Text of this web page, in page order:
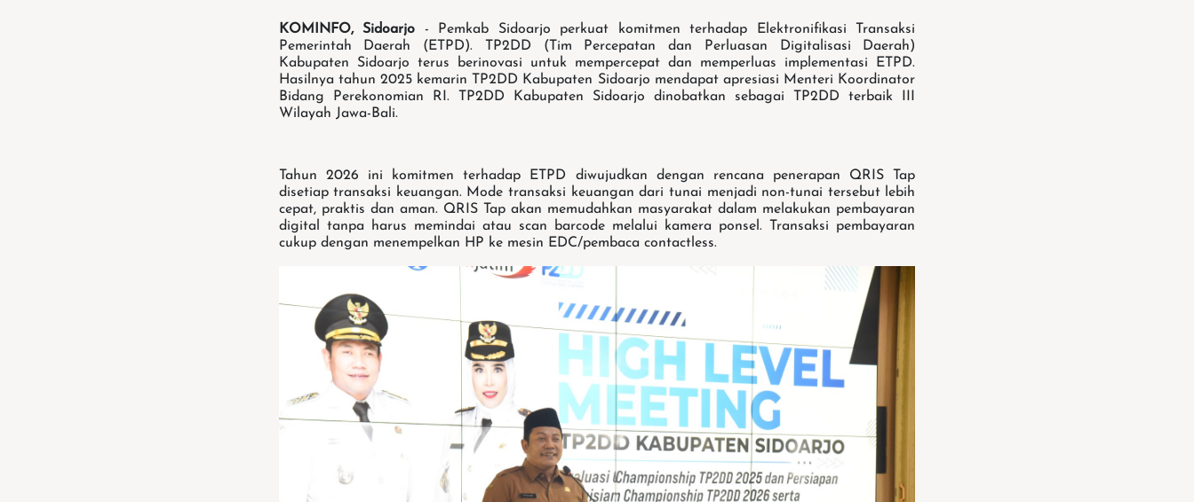
KOMINFO, Sidoarjo - Pemkab Sidoarjo perkuat komitmen terhadap Elektronifikasi Transaksi
Pemerintah Daerah (ETPD). TP2DD (Tim Percepatan dan Perluasan Digitalisasi Daerah)
Kabupaten Sidoarjo terus berinovasi untuk mempercepat dan memperluas implementasi ETPD.
Hasilnya tahun 2025 kemarin TP2DD Kabupaten Sidoarjo mendapat apresiasi Menteri Koordinator
Bidang Perekonomian RI. TP2DD Kabupaten Sidoarjo dinobatkan sebagai TP2DD terbaik III
Wilayah Jawa-Bali.
Tahun 2026 ini komitmen terhadap ETPD diwujudkan dengan rencana penerapan QRIS Tap
disetiap transaksi keuangan. Mode transaksi keuangan dari tunai menjadi non-tunai tersebut lebih
cepat, praktis dan aman. QRIS Tap akan memudahkan masyarakat dalam melakukan pembayaran
digital tanpa harus memindai atau scan barcode melalui kamera ponsel. Transaksi pembayaran
cukup dengan menempelkan HP ke mesin EDC/pembaca contactless.